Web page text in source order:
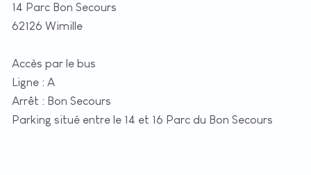
14 Parc Bon Secours
62126 Wimille
Accès par le bus
Ligne : A
Arrêt : Bon Secours
Parking situé entre le 14 et 16 Parc du Bon Secours